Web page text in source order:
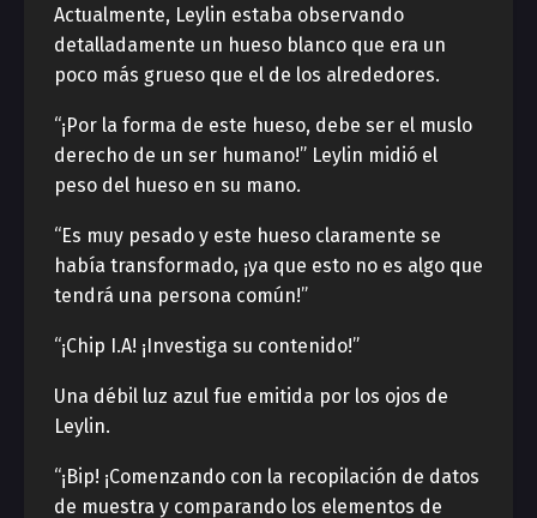
Actualmente, Leylin estaba observando
detalladamente un hueso blanco que era un
poco más grueso que el de los alrededores.
“¡Por ​​la forma de este hueso, debe ser el muslo
derecho de un ser humano!” Leylin midió el
peso del hueso en su mano.
“Es muy pesado y este hueso claramente se
había transformado, ¡ya que esto no es algo que
tendrá una persona común!”
“¡Chip I.A! ¡Investiga su contenido!”
Una débil luz azul fue emitida por los ojos de
Leylin.
“¡Bip! ¡Comenzando con la recopilación de datos
de muestra y comparando los elementos de